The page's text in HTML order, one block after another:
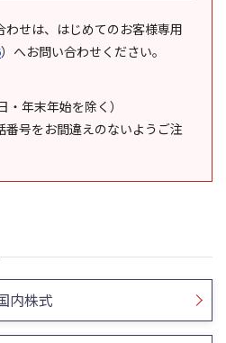
せは、はじめてのお客様専用
） へお問い合わせください。
年末年始を除く）
番号をお間違えのないようご注
内株式